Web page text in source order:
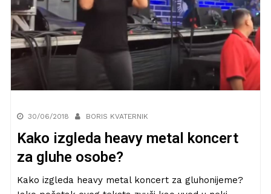
30/06/2018 BORIS KVATERNIK
Kako izgleda heavy metal koncert
za gluhe osobe?
Kako izgleda heavy metal koncert za gluhonijeme?